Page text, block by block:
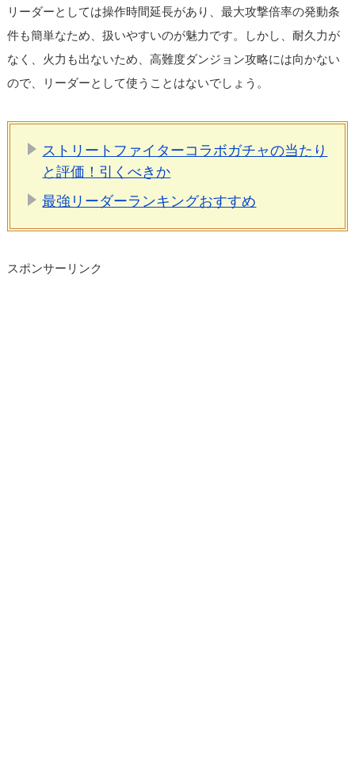
リーダーとしては操作時間延長があり、最大攻撃倍率の発動条
件も簡単なため、扱いやすいのが魅力です。しかし、耐久力が
なく、火力も出ないため、高難度ダンジョン攻略には向かない
ので、リーダーとして使うことはないでしょう。
ストリートファイターコラボガチャの当たり
と評価！引くべきか
最強リーダーランキングおすすめ
スポンサーリンク